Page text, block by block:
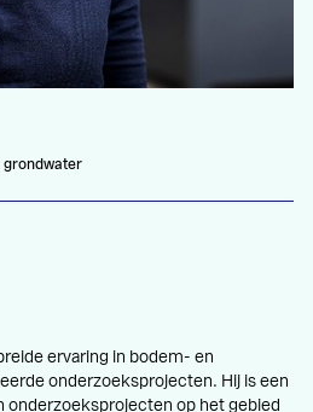
grondwater
ervaring in bodem- en
onderzoeksprojecten. Hij is een
onderzoeksprojecten op het gebied